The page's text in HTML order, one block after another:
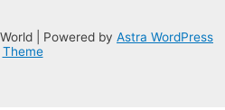
| Powered by Astra WordPress
Theme